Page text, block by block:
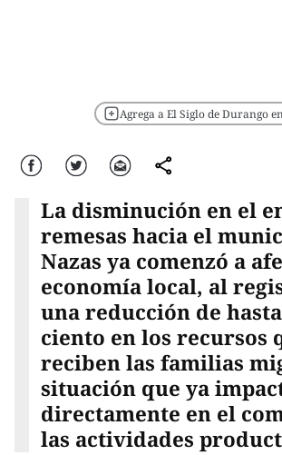
Agrega a El Siglo de Durango
Facebook Twitter Correo comparte
La disminución en el
remesas hacia el
Nazas ya comenzó a
economía local, al
una reducción de
ciento en los recursos
reciben las familias
situación que ya
directamente en el
las actividades